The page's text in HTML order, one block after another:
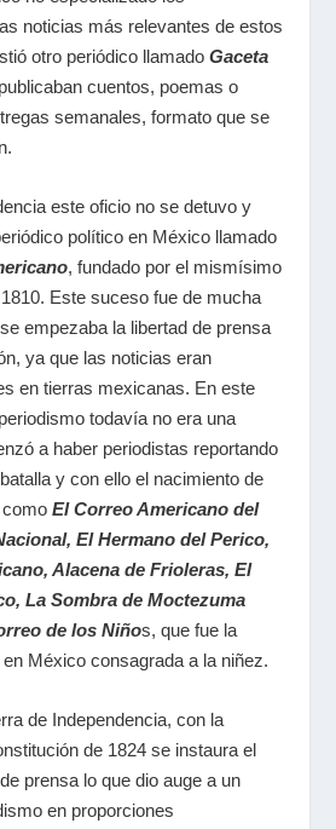
noticias más relevantes de estos
otro periódico llamadoGaceta
cuentos, poemas o
semanales, formato que se
este oficio no se detuvo y
político en México llamado
, fundado por el mismísimo
Este suceso fue de mucha
empezaba la libertad de prensa
ya que las noticias eran
en tierras mexicanas. En este
todavía no era una
a haber periodistas reportando
y con ello el nacimiento de
comoEl Correo Americano del
El Hermano del Perico,
Alacena de Frioleras, El
La Sombra de Moctezuma
de los Niños, que fue la
México consagrada a la niñez.
de Independencia, con la
de 1824 se instaura el
prensa lo que dio auge a un
en proporciones